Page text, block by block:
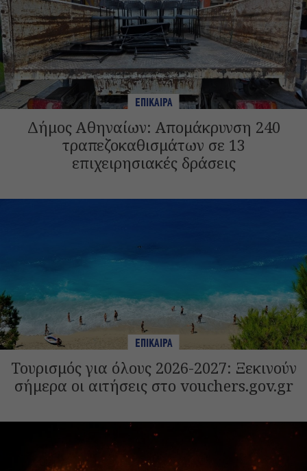
ΕΠΙΚΑΙΡΑ
Δήμος Αθηναίων: Απομάκρυνση 240
τραπεζοκαθισμάτων σε 13
επιχειρησιακές δράσεις
ΕΠΙΚΑΙΡΑ
Τουρισμός για όλους 2026-2027: Ξεκινούν
σήμερα οι αιτήσεις στο vouchers.gov.gr